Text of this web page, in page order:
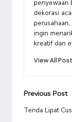
penyewaan
dekorasi
ingin
kreatif dan
View All
Post
Previous Post
Tenda Lipat